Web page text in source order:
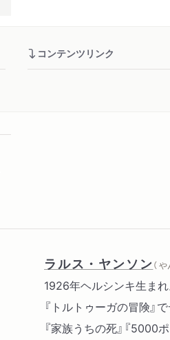
コンテンツリンク
ラルス・ヤンソン（
1926年ヘルシンキ生ま
『トルトゥーガの冒険』
『家族うちの死』『5000